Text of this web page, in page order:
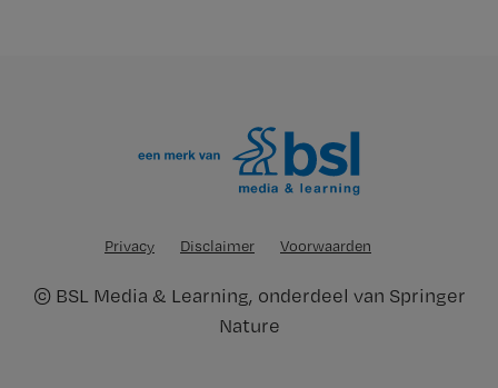
Privacy Disclaimer Voorwaarden
© BSL Media & Learning, onderdeel van Springer
Nature